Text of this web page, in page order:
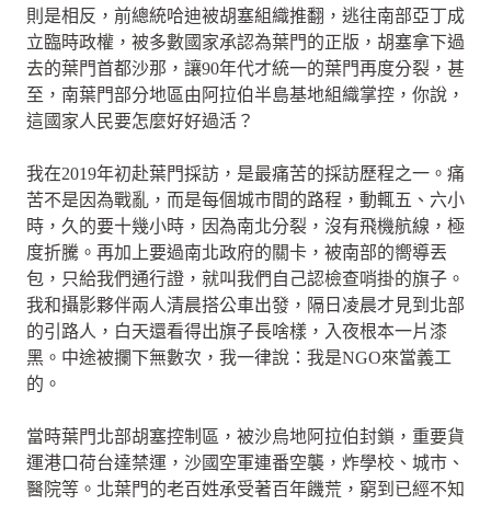
則是相反，前總統哈迪被胡塞組織推翻，逃往南部亞丁成
立臨時政權，被多數國家承認為葉門的正版，胡塞拿下過
去的葉門首都沙那，讓90年代才統一的葉門再度分裂，甚
至，南葉門部分地區由阿拉伯半島基地組織掌控，你說，
這國家人民要怎麼好好過活？
我在2019年初赴葉門採訪，是最痛苦的採訪歷程之一。痛
苦不是因為戰亂，而是每個城市間的路程，動輒五、六小
時，久的要十幾小時，因為南北分裂，沒有飛機航線，極
度折騰。再加上要過南北政府的關卡，被南部的嚮導丟
包，只給我們通行證，就叫我們自己認檢查哨掛的旗子。
我和攝影夥伴兩人清晨搭公車出發，隔日凌晨才見到北部
的引路人，白天還看得出旗子長啥樣，入夜根本一片漆
黑。中途被攔下無數次，我一律說：我是NGO來當義工
的。
當時葉門北部胡塞控制區，被沙烏地阿拉伯封鎖，重要貨
運港口荷台達禁運，沙國空軍連番空襲，炸學校、城市、
醫院等。北葉門的老百姓承受著百年饑荒，窮到已經不知